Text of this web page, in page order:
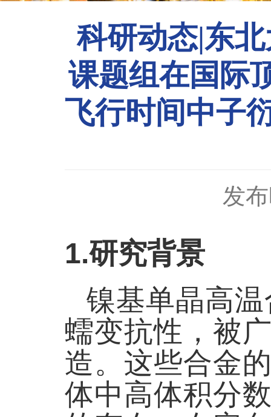
科研动态|东
课题组在国际
飞行时间中子
发
1.研究背景
镍基单晶高
蠕变抗性，被
造。这些合金
体中高体积分